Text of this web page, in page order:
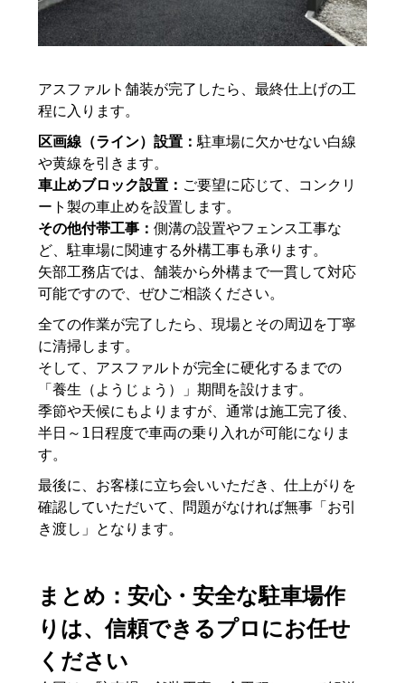
アスファルト舗装が完了したら、最終仕上げの工
程に入ります。
区画線（ライン）設置：駐車場に欠かせない白線
や黄線を引きます。
車止めブロック設置： ご要望に応じて、コンクリ
ート製の車止めを設置します。
その他付帯工事：側溝の設置やフェンス工事な
ど、駐車場に関連する外構工事も承ります。
矢部工務店では、舗装から外構まで一貫して対応
可能ですので、ぜひご相談ください。
全ての作業が完了したら、現場とその周辺を丁寧
に清掃します。
そして、アスファルトが完全に硬化するまでの
「養生（ようじょう）」期間を設けます。
季節や天候にもよりますが、通常は施工完了後、
半日～1日程度で車両の乗り入れが可能になりま
す。
最後に、お客様に立ち会いいただき、仕上がりを
確認していただいて、問題がなければ無事「お引
き渡し」となります。
まとめ：安心・安全な駐車場作
りは、信頼できるプロにお任せ
ください